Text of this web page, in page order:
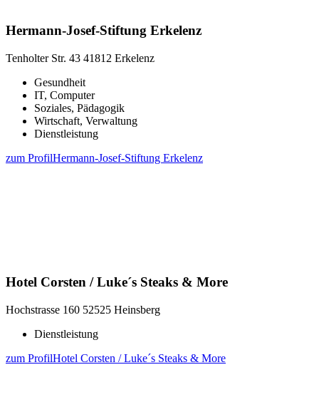
Hermann-Josef-Stiftung Erkelenz
Tenholter Str. 43 41812 Erkelenz
Gesundheit
IT, Computer
Soziales, Pädagogik
Wirtschaft, Verwaltung
Dienstleistung
zum ProfilHermann-Josef-Stiftung Erkelenz
Hotel Corsten / Luke´s Steaks & More
Hochstrasse 160 52525 Heinsberg
Dienstleistung
zum ProfilHotel Corsten / Luke´s Steaks & More